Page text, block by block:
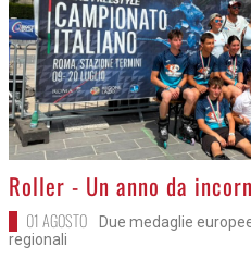
>
Roller - Un anno da
01 AGOSTO
Due medaglie
regionali